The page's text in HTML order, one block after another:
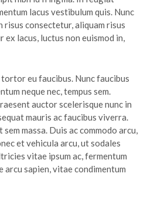
lacus vestibulum quis. Nunc
risus consectetur, aliquam risus
lacus, luctus non euismod in,
eu faucibus. Nunc faucibus
neque nec, tempus sem.
auctor scelerisque nunc in
mauris ac faucibus viverra.
massa. Duis ac commodo arcu,
et vehicula arcu, ut sodales
vitae ipsum ac, fermentum
sapien, vitae condimentum